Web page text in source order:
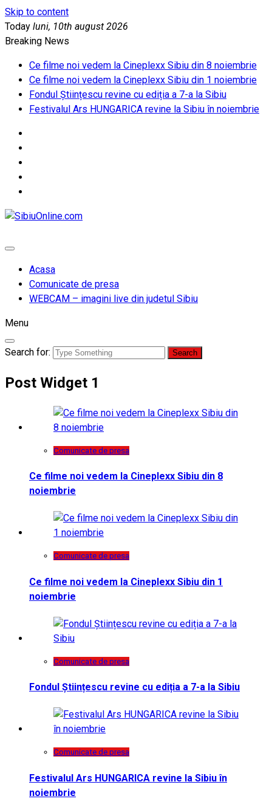
Skip to content
Today luni, 10th august 2026
Breaking News
Ce filme noi vedem la Cineplexx Sibiu din 8 noiembrie
Ce filme noi vedem la Cineplexx Sibiu din 1 noiembrie
Fondul Științescu revine cu ediția a 7-a la Sibiu
Festivalul Ars HUNGARICA revine la Sibiu în noiembrie
Acasa
Comunicate de presa
WEBCAM – imagini live din judetul Sibiu
Menu
Search for:
Post Widget 1
Comunicate de presa
Ce filme noi vedem la Cineplexx Sibiu din 8
noiembrie
Comunicate de presa
Ce filme noi vedem la Cineplexx Sibiu din 1
noiembrie
Comunicate de presa
Fondul Științescu revine cu ediția a 7-a la Sibiu
Comunicate de presa
Festivalul Ars HUNGARICA revine la Sibiu în
noiembrie